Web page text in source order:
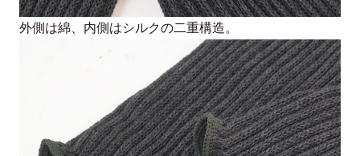
外側は綿、内側はシルクの二重構造。